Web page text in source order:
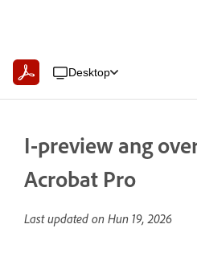
Desktop
I-preview ang
Acrobat Pro
Last updated on Hun 19, 2026